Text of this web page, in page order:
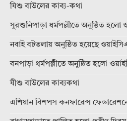
যিশু বাউলের কাব্য-কথা
সুরশুনিপাড়া ধর্মপল্লীতে অনুষ্ঠিত হলো
নবাই বটতলায় অনুষ্ঠিত হয়েছে
বনপাড়া ধর্মপল্লীতে অনুষ্ঠিত হলো
যীশু বাউলের কাব্যকথা
এশিয়ান বিশপস কনফারেন্স